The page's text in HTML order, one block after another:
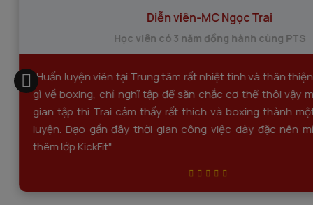
Diễn viên-MC Ngọc Trai
Học viên có 3 năm đồng hành cùng PTS
"Huấn luyện viên tại Trung tâm rất nhiệt tình và thân
gì về boxing, chỉ nghĩ tập để săn chắc cơ thể thôi vậy
gian tập thì Trai cảm thấy rất thích và boxing thành
luyện. Dạo gần đây thời gian công việc dày đặc nên
thêm lớp KickFit"